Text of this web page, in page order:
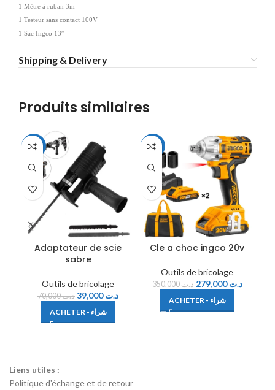
1 Mètre à ruban 3m
1 Testeur sans contact 100V
1 Sac Ingco 13″
Shipping & Delivery
Produits similaires
-44%
Adaptateur de scie
sabre
Outils de bricolage
د.ت70,000 د.ت39,000
ACHETER - شراء
-20%
Cle a choc ingco 20v
Outils de bricolage
د.ت350,000 د.ت279,000
ACHETER - شراء
Liens utiles :
Politique d'échange et de retour